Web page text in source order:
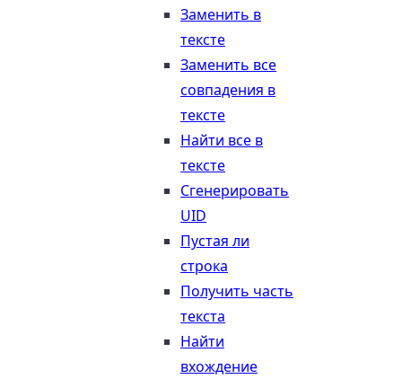
Заменить в
тексте
Заменить все
совпадения в
тексте
Найти все в
тексте
Сгенерировать
UID
Пустая ли
строка
Получить часть
текста
Найти
вхождение